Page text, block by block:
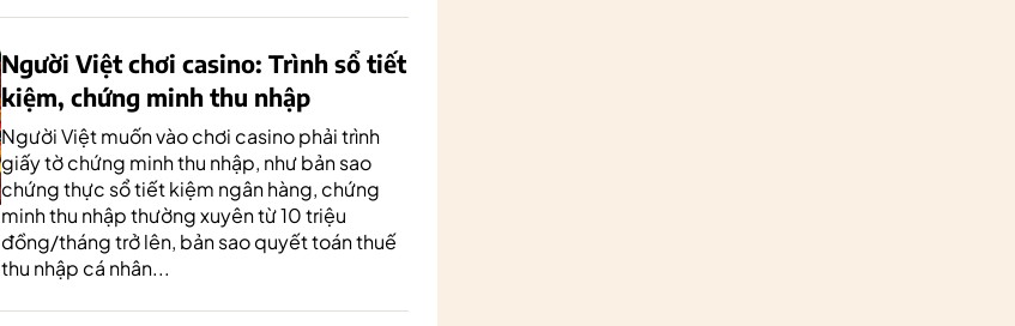
Người Việt chơi casino: Trình sổ tiết
kiệm, chứng minh thu nhập
Người Việt muốn vào chơi casino phải trình
giấy tờ chứng minh thu nhập, như bản sao
chứng thực sổ tiết kiệm ngân hàng, chứng
minh thu nhập thường xuyên từ 10 triệu
đồng/tháng trở lên, bản sao quyết toán thuế
thu nhập cá nhân...